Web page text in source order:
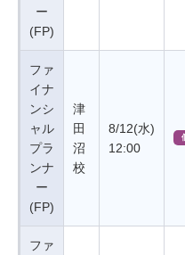
ー
(FP)
ファ
イナ
ンシ
ャル
プラ
ンナ
ー
(FP)
津
田
沼
校
8/12(水)
12:00
ファ